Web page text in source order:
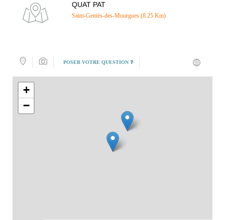
QUAT PAT
Saint-Geniès-des-Mourgues (8.25 Km)
POSER VOTRE QUESTION ❓
+
−